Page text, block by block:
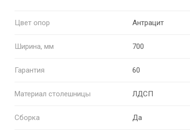
Цвет опор Антрацит
Ширина, мм 700
Гарантия 60
Материал столешницы ЛДСП
Сборка Да